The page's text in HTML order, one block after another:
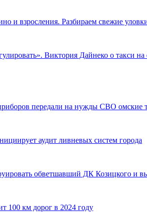
и взросления. Разбираем свежие
Виктория Дайнеко о такси
передали на нужды СВО омские
аудит ливневых систем города
обветшавший ДК Козицкого и
100 км дорог в 2024 году